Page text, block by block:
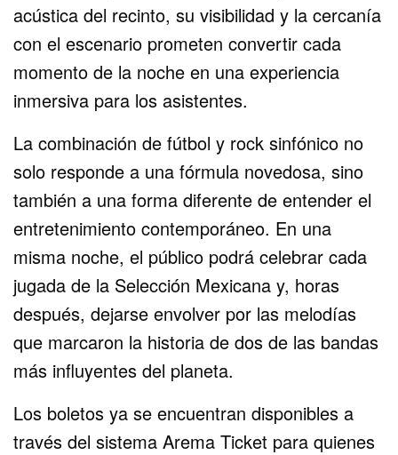
acústica del recinto, su visibilidad y la cercanía
con el escenario prometen convertir cada
momento de la noche en una experiencia
inmersiva para los asistentes.
La combinación de fútbol y rock sinfónico no
solo responde a una fórmula novedosa, sino
también a una forma diferente de entender el
entretenimiento contemporáneo. En una
misma noche, el público podrá celebrar cada
jugada de la Selección Mexicana y, horas
después, dejarse envolver por las melodías
que marcaron la historia de dos de las bandas
más influyentes del planeta.
Los boletos ya se encuentran disponibles a
través del sistema Arema Ticket para quienes